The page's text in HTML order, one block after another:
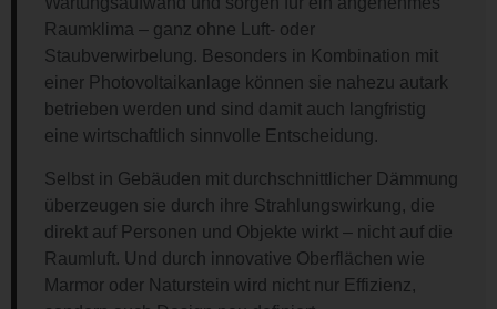
Raumklima – ganz ohne Luft- oder
Staubverwirbelung. Besonders in Kombination mit
einer Photovoltaikanlage können sie nahezu autark
betrieben werden und sind damit auch langfristig
eine wirtschaftlich sinnvolle Entscheidung.
Selbst in Gebäuden mit durchschnittlicher Dämmung
überzeugen sie durch ihre Strahlungswirkung, die
direkt auf Personen und Objekte wirkt – nicht auf die
Raumluft. Und durch innovative Oberflächen wie
Marmor oder Naturstein wird nicht nur Effizienz,